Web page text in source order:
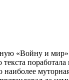
«Войну и
поработала